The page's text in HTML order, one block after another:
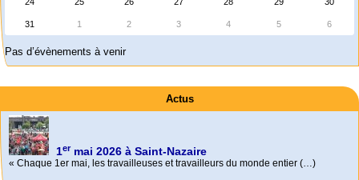
31 1 2 3 4 5 6
Pas d’évènements à venir
Actus
1ermai 2026 à Saint-Nazaire
« Chaque 1er mai, les travailleuses et travailleurs du monde entier (…)